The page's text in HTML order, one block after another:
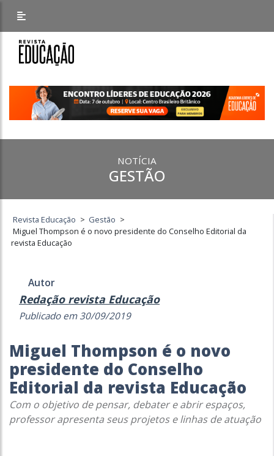
NOTÍCIA
GESTÃO
Revista Educação > Gestão >
Miguel Thompson é o novo presidente do Conselho Editorial da
revista Educação
Autor
Redação revista Educação
Publicado em 30/09/2019
Miguel Thompson é o novo
presidente do Conselho
Editorial da revista Educação
Com o objetivo de pensar, debater e abrir espaços,
professor apresenta seus projetos e linhas de atuação